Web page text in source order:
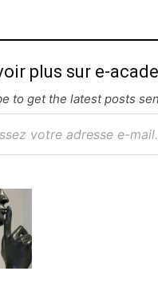
plus sur e-
to get the latest posts